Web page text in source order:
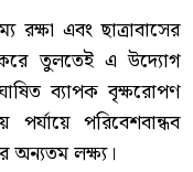
এবং ছাত্রাবাসের
তুলতেই এ উদ্যোগ
ব্যাপক বৃক্ষরোপণ
পরিবেশবান্ধব
অন্যতম লক্ষ্য।